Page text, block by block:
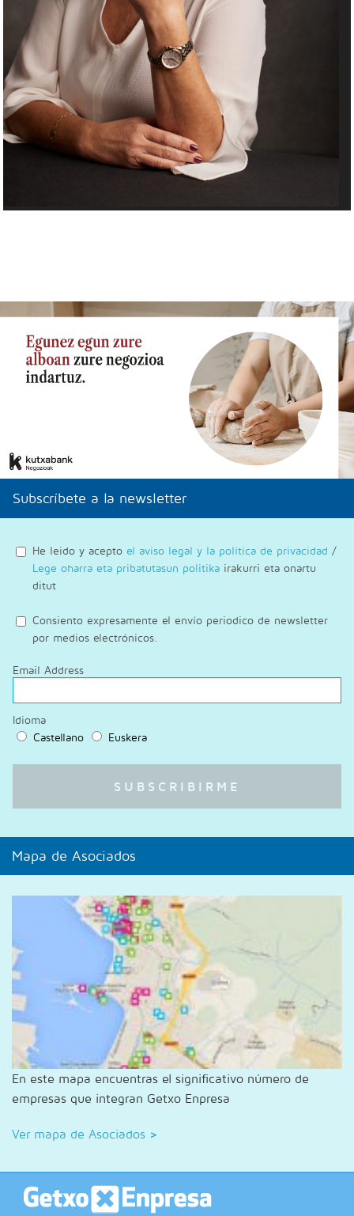
Subscríbete a la newsletter
He leido y acepto el aviso legal y la política de privacidad /
Lege oharra eta pribatutasun politika irakurri eta onartu
ditut
Consiento expresamente el envío periodico de newsletter
por medios electrónicos.
Email Address
Idioma
Castellano
Euskera
Mapa de Asociados
En este mapa encuentras el significativo número de
empresas que integran Getxo Enpresa
Ver mapa de Asociados >